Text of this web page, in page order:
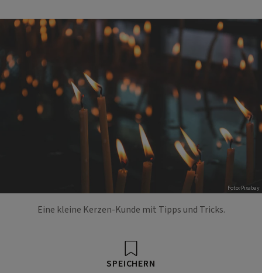
Foto: Pixabay
Eine kleine Kerzen-Kunde mit Tipps und Tricks.
SPEICHERN